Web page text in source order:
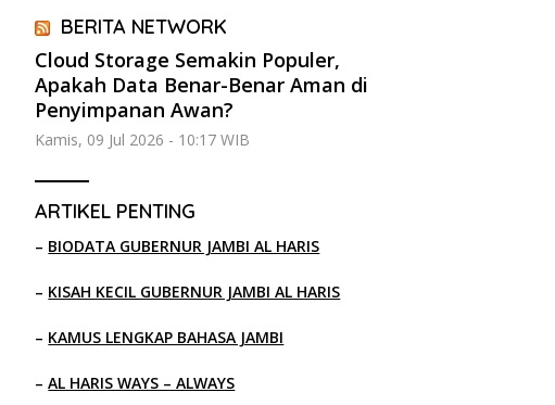
BERITA NETWORK
Cloud Storage Semakin Populer,
Apakah Data Benar-Benar Aman di
Penyimpanan Awan?
Kamis, 09 Jul 2026 - 10:17 WIB
ARTIKEL PENTING
– BIODATA GUBERNUR JAMBI AL HARIS
– KISAH KECIL GUBERNUR JAMBI AL HARIS
– KAMUS LENGKAP BAHASA JAMBI
–AL HARIS WAYS – ALWAYS